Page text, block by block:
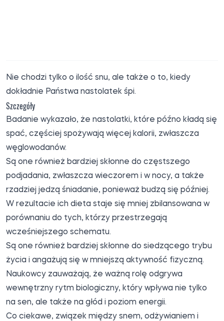
Nie chodzi tylko o ilość snu, ale także o to, kiedy
dokładnie Państwa nastolatek śpi.
Szczegóły
Badanie wykazało, że nastolatki, które późno kładą się
spać, częściej spożywają więcej kalorii, zwłaszcza
węglowodanów.
Są one również bardziej skłonne do częstszego
podjadania, zwłaszcza wieczorem i w nocy, a także
rzadziej jedzą śniadanie, ponieważ budzą się później.
W rezultacie ich dieta staje się mniej zbilansowana w
porównaniu do tych, którzy przestrzegają
wcześniejszego schematu.
Są one również bardziej skłonne do siedzącego trybu
życia i angażują się w mniejszą aktywność fizyczną.
Naukowcy zauważają, że ważną rolę odgrywa
wewnętrzny rytm biologiczny, który wpływa nie tylko
na sen, ale także na głód i poziom energii.
Co ciekawe, związek między snem, odżywianiem i